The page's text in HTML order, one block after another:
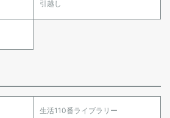
引越し
生活110番ライブラリー